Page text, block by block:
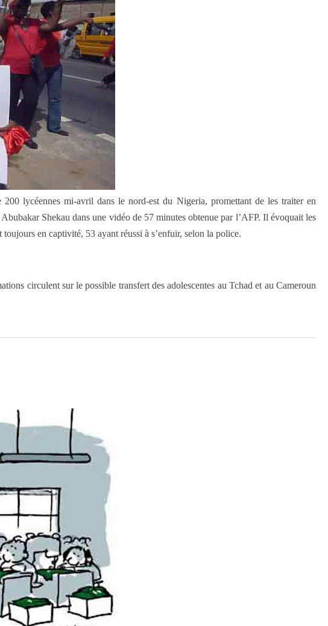
lycéennes mi-avril dans le nord-est du Nigeria, promettant de les traiter en
Shekau dans une vidéo de 57 minutes obtenue par l’AFP. Il évoquait les
en captivité, 53 ayant réussi à s’enfuir, selon la police.
circulent sur le possible transfert des adolescentes au Tchad et au Cameroun